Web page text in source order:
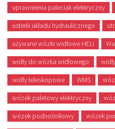
uprawnienia paleciak elektryczny
usterki układu hydraulicznego
używane wózki widłowe HELI
widły do wózka widłowego
widły teleskopowe WMS
wózek paletowy elektryczny
wózek podnośnikowy wózek